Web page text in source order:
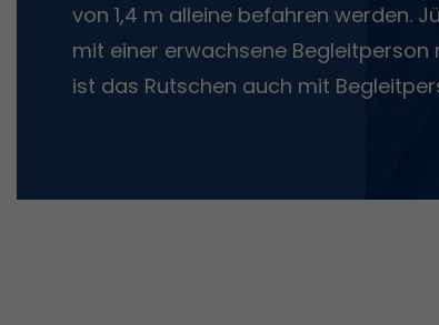
von 1,4 m alleine befahren werden.
mit einer erwachsene Begleitperson
ist das Rutschen auch mit